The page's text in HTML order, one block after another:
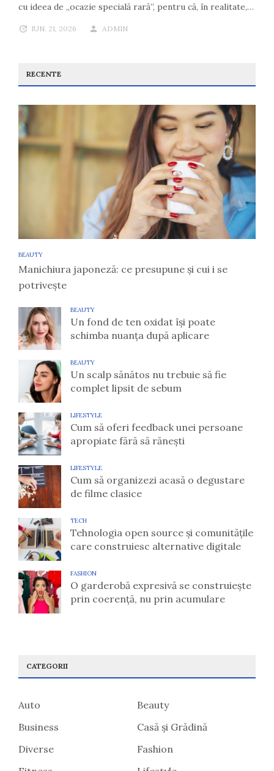
cu ideea de „ocazie specială rară”, pentru că, în realitate,…
IUN. 21, 2026 ADMIN
RECENTE
BEAUTY
Manichiura japoneză: ce presupune și cui i se
potrivește
BEAUTY
Un fond de ten oxidat își poate
schimba nuanța după aplicare
BEAUTY
Un scalp sănătos nu trebuie să fie
complet lipsit de sebum
LIFESTYLE
Cum să oferi feedback unei persoane
apropiate fără să rănești
LIFESTYLE
Cum să organizezi acasă o degustare
de filme clasice
TECH
Tehnologia open source și comunitățile
care construiesc alternative digitale
FASHION
O garderobă expresivă se construiește
prin coerență, nu prin acumulare
CATEGORII
Auto
Beauty
Business
Casă și Grădină
Diverse
Fashion